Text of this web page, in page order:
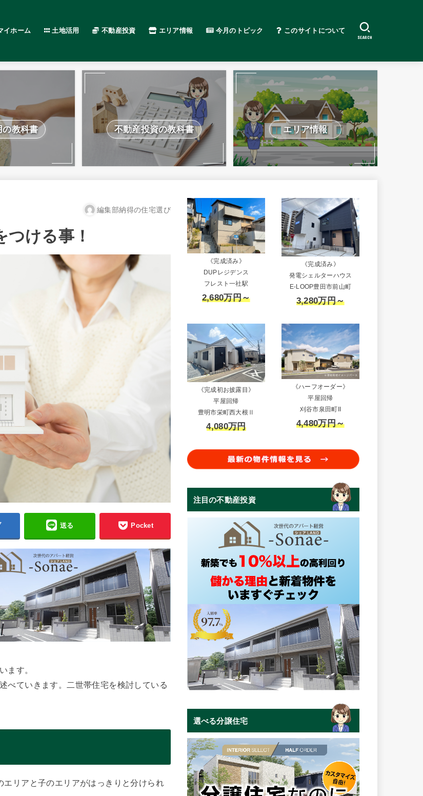
イホーム 土地活用 不動産投資 エリア情報 今月のトピック このサイトについて
SEARCH
の教科書 不動産投資の教科書 エリア情報
編集部納得の住宅選び
ける事！
送る Pocket
ます。
べていきます。二世帯住宅を検討している
エリアと子のエリアがはっきりと分けられ
《完成済み》
DUPレジデンス
フレスト一社駅
2,680万円～
《完成済み》
発電シェルターハウス
E-LOOP豊田市前山町
3,280万円～
《完成初お披露目》
平屋回帰
豊明市栄町西大根Ⅱ
4,080万円
《ハーフオーダー》
平屋回帰
刈谷市泉田町II
4,480万円～
注目の不動産投資
選べる分譲住宅